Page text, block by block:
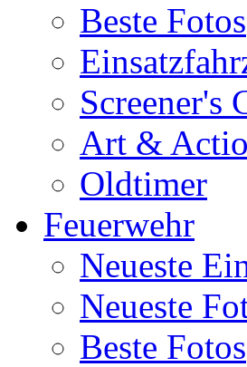
Beste Fotos
Screener's
Art &
Oldtimer
Feuerwehr
Neueste
Neueste
Beste Fotos